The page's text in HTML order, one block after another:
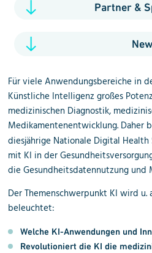
Partner &
Für viele Anwendungsbereiche in
Künstliche Intelligenz großes
medizinischen Diagnostik,
Medikamentenentwicklung. Daher
diesjährige Nationale Digital
mit KI in der
die Gesundheitsdatennutzung und
Der Themenschwerpunkt KI wird
beleuchtet:
Welche KI-Anwendungen und
Revolutioniert die KI die